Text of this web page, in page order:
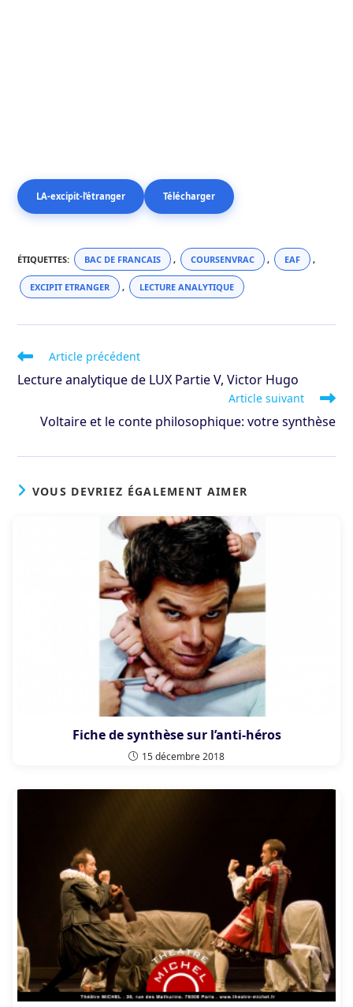
LA-excipit-l’étranger Télécharger
ÉTIQUETTES: BAC DE FRANCAIS , COURSENVRAC , EAF ,
EXCIPIT ETRANGER , LECTURE ANALYTIQUE
Read
articles
Article précédent
Lecture analytique de LUX Partie V, Victor Hugo
Article suivant
Voltaire et le conte philosophique: votre synthèse
VOUS DEVRIEZ ÉGALEMENT AIMER
Fiche de synthèse sur l’anti-héros
15 décembre 2018